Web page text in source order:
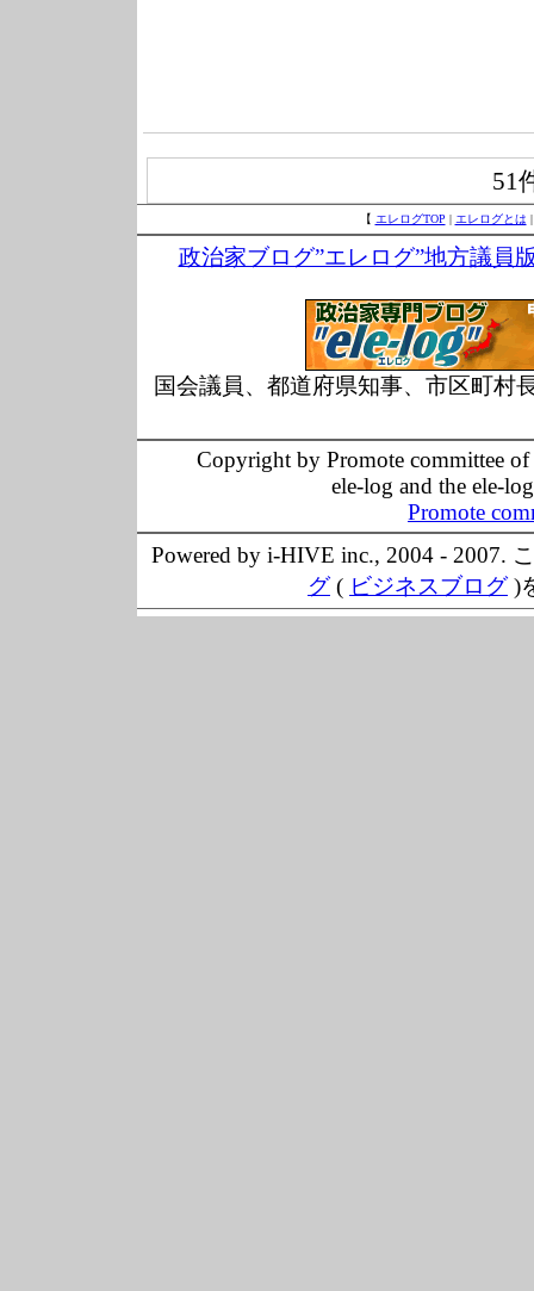
51
【 エレログTOP | エレログとは
政治家ブログ”エレログ”地方議員
国会議員、都道府県知事、市区町村
Copyright by Promote committee
ele-log and the ele-
Promote
Powered by i-HIVE inc., 2004 - 2007.
グ( ビジネスブログ)